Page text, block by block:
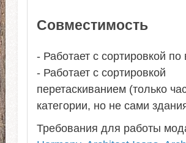
Совместимость
- Работает с сортировкой по
- Работает с сортировкой
перетаскиванием (только
категории, но не сами
Требования для работы